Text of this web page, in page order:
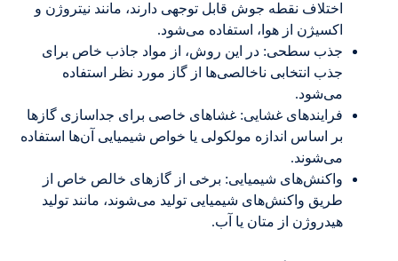
اختلاف نقطه جوش قابل توجهی دارند، مانند نیتروژن و
اکسیژن از هوا، استفاده می‌شود.
جذب سطحی: در این روش، از مواد جاذب خاص برای
جذب انتخابی ناخالصی‌ها از گاز مورد نظر استفاده
می‌شود.
فرایندهای غشایی: غشاهای خاصی برای جداسازی گازها
بر اساس اندازه مولکولی یا خواص شیمیایی آن‌ها استفاده
می‌شوند.
واکنش‌های شیمیایی: برخی از گازهای خالص خاص از
طریق واکنش‌های شیمیایی تولید می‌شوند، مانند تولید
هیدروژن از متان یا آب.